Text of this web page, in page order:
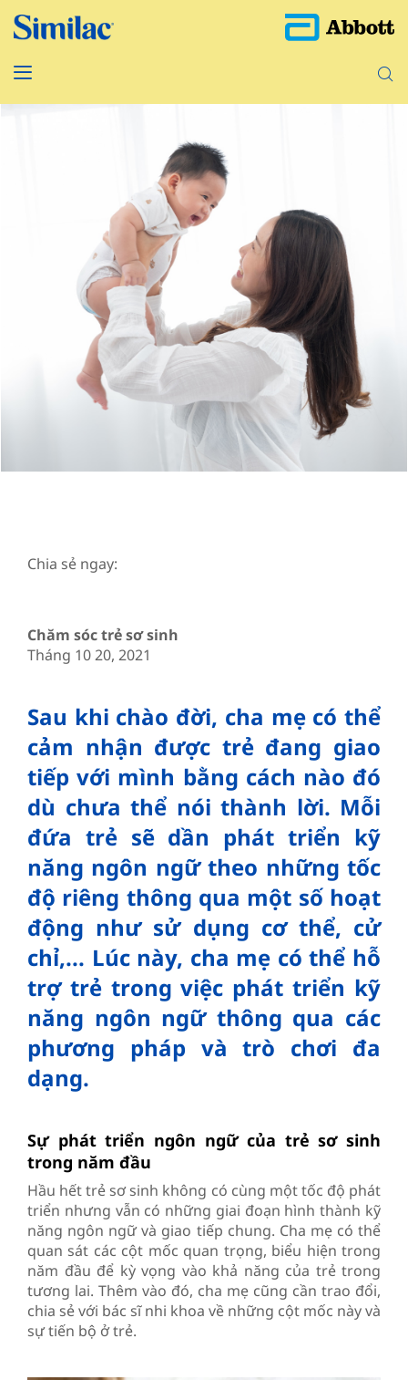
Chia sẻ ngay:
Chăm sóc trẻ sơ sinh
Tháng 10 20, 2021
Sau khi chào đời, cha mẹ có thể
cảm nhận được trẻ đang giao
tiếp với mình bằng cách nào đó
dù chưa thể nói thành lời. Mỗi
đứa trẻ sẽ dần phát triển kỹ
năng ngôn ngữ theo những tốc
độ riêng thông qua một số hoạt
động như sử dụng cơ thể, cử
chỉ,... Lúc này, cha mẹ có thể hỗ
trợ trẻ trong việc phát triển kỹ
năng ngôn ngữ thông qua các
phương pháp và trò chơi đa
dạng.
Sự phát triển ngôn ngữ của trẻ sơ sinh
trong năm đầu
Hầu hết trẻ sơ sinh không có cùng một tốc độ phát
triển nhưng vẫn có những giai đoạn hình thành kỹ
năng ngôn ngữ và giao tiếp chung. Cha mẹ có thể
quan sát các cột mốc quan trọng, biểu hiện trong
năm đầu để kỳ vọng vào khả năng của trẻ trong
tương lai. Thêm vào đó, cha mẹ cũng cần trao đổi,
chia sẻ với bác sĩ nhi khoa về những cột mốc này và
sự tiến bộ ở trẻ.